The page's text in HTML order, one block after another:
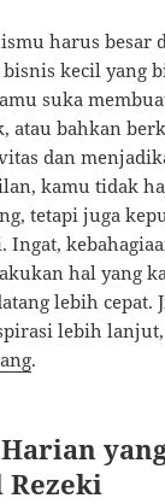
harus besar
kecil yang
suka
atau bahkan
dan
kamu tidak
tetapi juga
Ingat,
hal yang
lebih cepat.
lebih
.
Rezeki